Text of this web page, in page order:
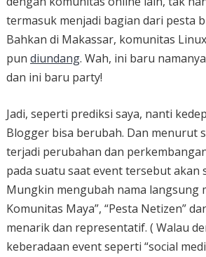
termasuk menjadi bagian dari pesta
Bahkan di Makassar, komunitas
pun diundang. Wah, ini baru
dan ini baru party!
Jadi, seperti prediksi saya, nanti
Blogger bisa berubah. Dan menurut
terjadi perubahan dan
pada suatu saat event tersebut akan
Mungkin mengubah nama langsung
Komunitas Maya”, “Pesta Netizen”
menarik dan representatif. ( Walau
keberadaan event seperti “social